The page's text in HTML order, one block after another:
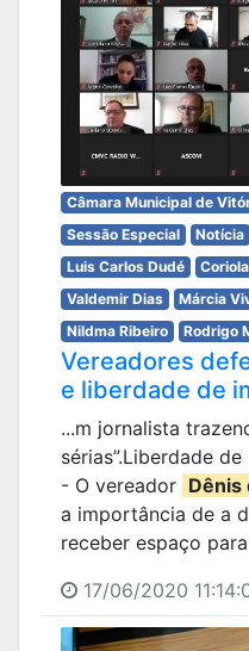
Câmara Municipal de
Sessão Especial
Notícia
Luis Carlos Dudé
Valdemir Dias
Márcia
Nildma Ribeiro
Rodrigo
Vereadores
e liberdade de
...m jornalista
sérias”.Liberdade
- O vereador Dênis
a importância de a
receber espaço
17/06/2020